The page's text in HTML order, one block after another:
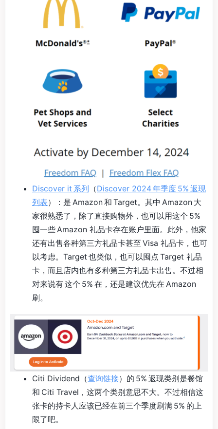
Discover it 系列 （Discover 2024 年季度 5% 返现
列表）：是 Amazon 和 Target。其中 Amazon 大
家很熟悉了，除了直接购物外，也可以用这个 5%
囤一些 Amazon 礼品卡存在账户里面。此外，他家
还有出售各种第三方礼品卡甚至 Visa 礼品卡，也可
以考虑。Target 也类似，也可以囤点 Target 礼品
卡，而且店内也有多种第三方礼品卡出售。不过相
对来说有 这个 5% 在，还是建议优先在 Amazon
刷。
Citi Dividend（查询链接）的 5% 返现类别是餐馆
和 Citi Travel，这两个类别意思不大。不过相信这
张卡的持卡人应该已经在前三个季度刷满 5% 的上
限了吧。